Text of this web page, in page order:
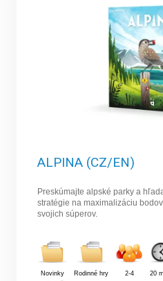
ALPINA (CZ/EN)
Preskúmajte alpské parky a
stratégie na maximalizáciu
svojich súperov.
Novinky Rodinné hry 2-4 20